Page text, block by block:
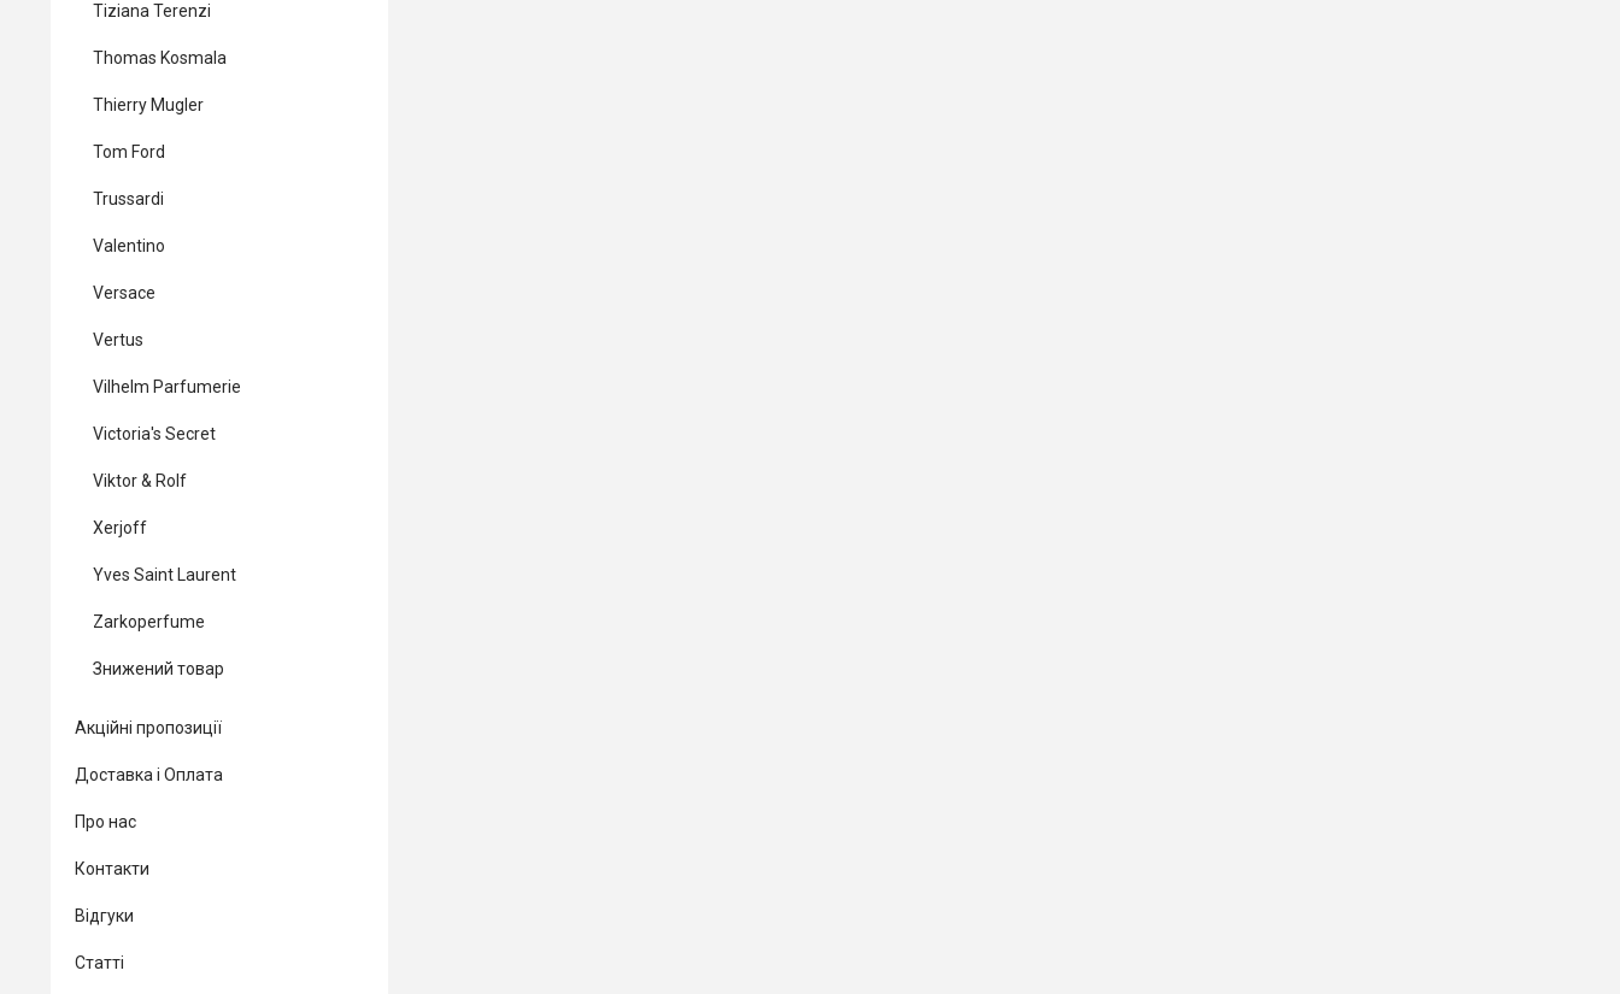
Tiziana Terenzi
Thomas Kosmala
Thierry Mugler
Tom Ford
Trussardi
Valentino
Versace
Vertus
Vilhelm Parfumerie
Victoria's Secret
Viktor & Rolf
Xerjoff
Yves Saint Laurent
Zarkoperfume
Знижений товар
Акційні пропозиції
Доставка і Оплата
Про нас
Контакти
Відгуки
Статті